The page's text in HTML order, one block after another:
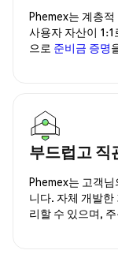
Phemex는 계층
사용자 자산이
으로 준비금 증명
부드럽고 직
Phemex는 고객
니다. 자체 개발한
리할 수 있으며,